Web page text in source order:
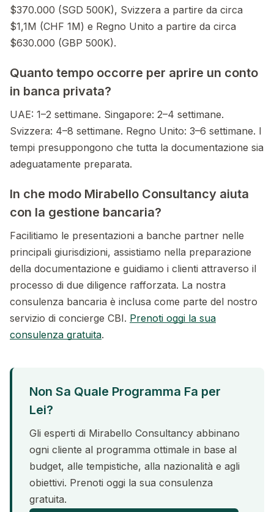
$370.000 (SGD 500K), Svizzera a partire da circa
$1,1M (CHF 1M) e Regno Unito a partire da circa
$630.000 (GBP 500K).
Quanto tempo occorre per aprire un conto
in banca privata?
UAE: 1–2 settimane. Singapore: 2–4 settimane.
Svizzera: 4–8 settimane. Regno Unito: 3–6 settimane. I
tempi presuppongono che tutta la documentazione sia
adeguatamente preparata.
In che modo Mirabello Consultancy aiuta
con la gestione bancaria?
Facilitiamo le presentazioni a banche partner nelle
principali giurisdizioni, assistiamo nella preparazione
della documentazione e guidiamo i clienti attraverso il
processo di due diligence rafforzata. La nostra
consulenza bancaria è inclusa come parte del nostro
servizio di concierge CBI. Prenoti oggi la sua
consulenza gratuita.
Non Sa Quale Programma Fa per
Lei?
Gli esperti di Mirabello Consultancy abbinano
ogni cliente al programma ottimale in base al
budget, alle tempistiche, alla nazionalità e agli
obiettivi. Prenoti oggi la sua consulenza
gratuita.